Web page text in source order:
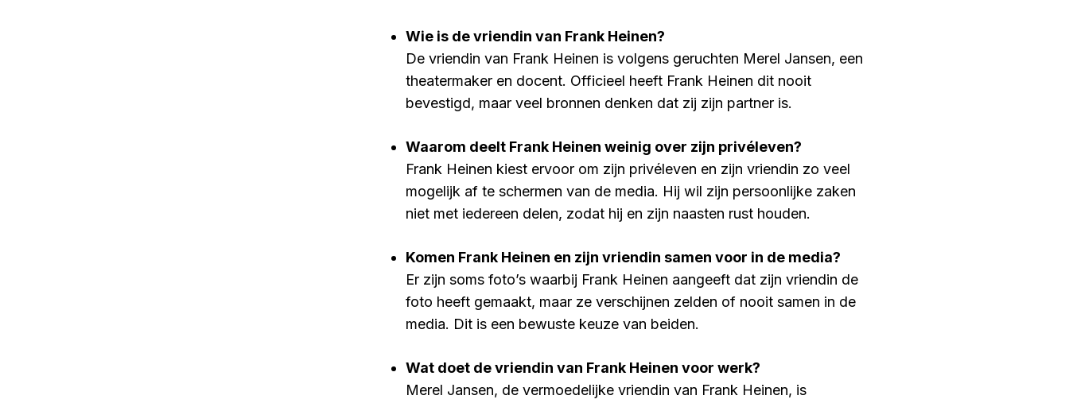
Wie is de vriendin van Frank Heinen?
De vriendin van Frank Heinen is volgens geruchten Merel Jansen, een
theatermaker en docent. Officieel heeft Frank Heinen dit nooit
bevestigd, maar veel bronnen denken dat zij zijn partner is.
Waarom deelt Frank Heinen weinig over zijn privéleven?
Frank Heinen kiest ervoor om zijn privéleven en zijn vriendin zo veel
mogelijk af te schermen van de media. Hij wil zijn persoonlijke zaken
niet met iedereen delen, zodat hij en zijn naasten rust houden.
Komen Frank Heinen en zijn vriendin samen voor in de media?
Er zijn soms foto’s waarbij Frank Heinen aangeeft dat zijn vriendin de
foto heeft gemaakt, maar ze verschijnen zelden of nooit samen in de
media. Dit is een bewuste keuze van beiden.
Wat doet de vriendin van Frank Heinen voor werk?
Merel Jansen, de vermoedelijke vriendin van Frank Heinen, is